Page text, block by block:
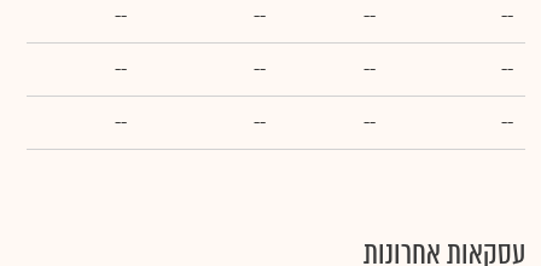
--
--
--
--
--
--
--
--
--
--
--
--
עסקאות אחרונות